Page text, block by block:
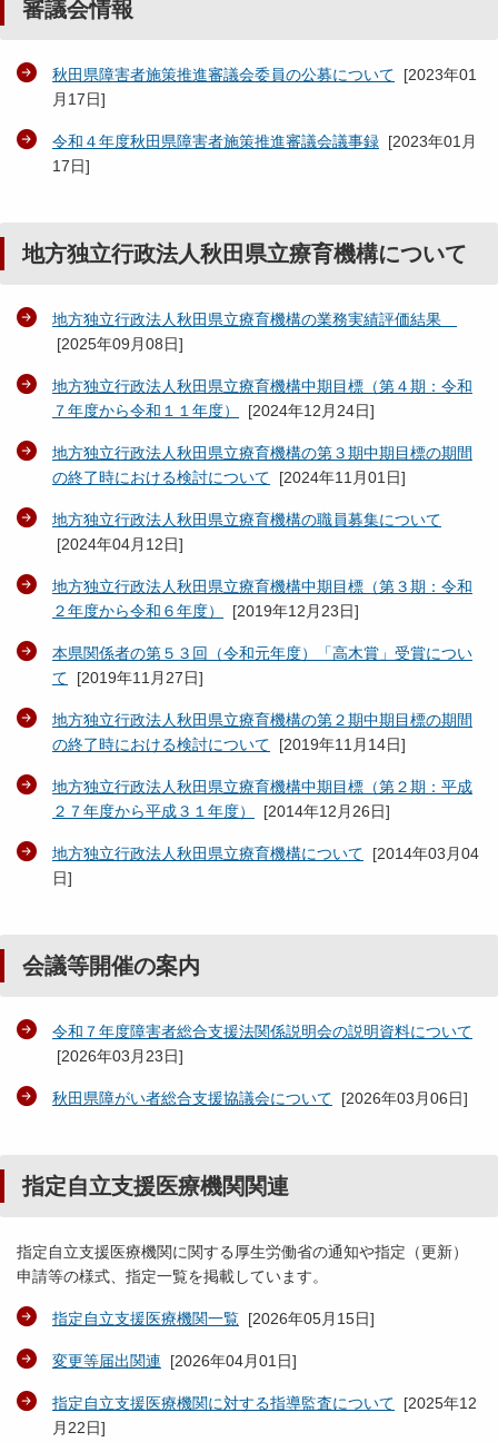
審議会情報
秋田県障害者施策推進審議会委員の公募について [2023年01
月17日]
令和４年度秋田県障害者施策推進審議会議事録 [2023年01月
17日]
地方独立行政法人秋田県立療育機構について
地方独立行政法人秋田県立療育機構の業務実績評価結果
[2025年09月08日]
地方独立行政法人秋田県立療育機構中期目標（第４期：令和
７年度から令和１１年度）
[2024年12月24日]
地方独立行政法人秋田県立療育機構の第３期中期目標の期間
の終了時における検討について [2024年11月01日]
地方独立行政法人秋田県立療育機構の職員募集について
[2024年04月12日]
地方独立行政法人秋田県立療育機構中期目標（第３期：令和
２年度から令和６年度）
[2019年12月23日]
本県関係者の第５３回（令和元年度）「高木賞」受賞につい
て [2019年11月27日]
地方独立行政法人秋田県立療育機構の第２期中期目標の期間
の終了時における検討について [2019年11月14日]
地方独立行政法人秋田県立療育機構中期目標（第２期：平成
２７年度から平成３１年度）
[2014年12月26日]
地方独立行政法人秋田県立療育機構について [2014年03月04
日]
会議等開催の案内
令和７年度障害者総合支援法関係説明会の説明資料について
[2026年03月23日]
秋田県障がい者総合支援協議会について [2026年03月06日]
指定自立支援医療機関関連
指定自立支援医療機関に関する厚生労働省の通知や指定（更新）
申請等の様式、指定一覧を掲載しています。
指定自立支援医療機関一覧 [2026年05月15日]
変更等届出関連 [2026年04月01日]
指定自立支援医療機関に対する指導監査について [2025年12
月22日]